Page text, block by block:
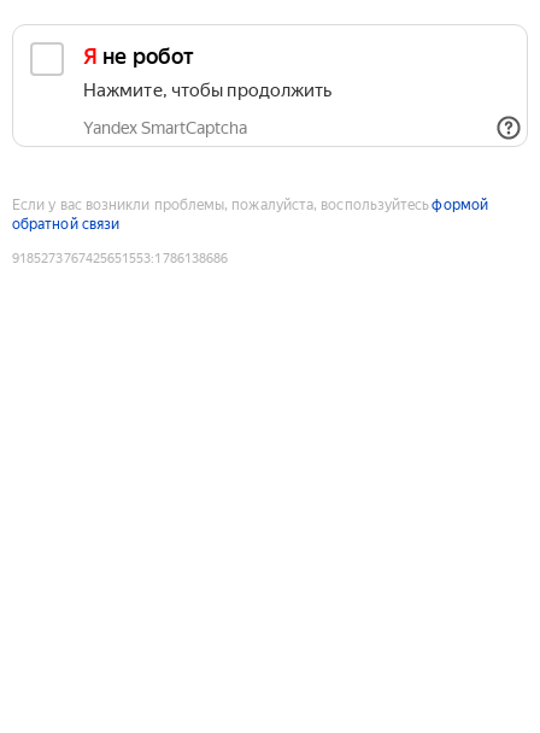
Я не робот
Нажмите, чтобы продолжить
Yandex SmartCaptcha
Если у вас возникли проблемы, пожалуйста, воспользуйтесьформой
обратной связи
9185273767425651553:1786138686